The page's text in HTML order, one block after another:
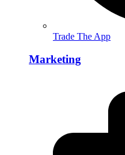
Trade The App
Marketing